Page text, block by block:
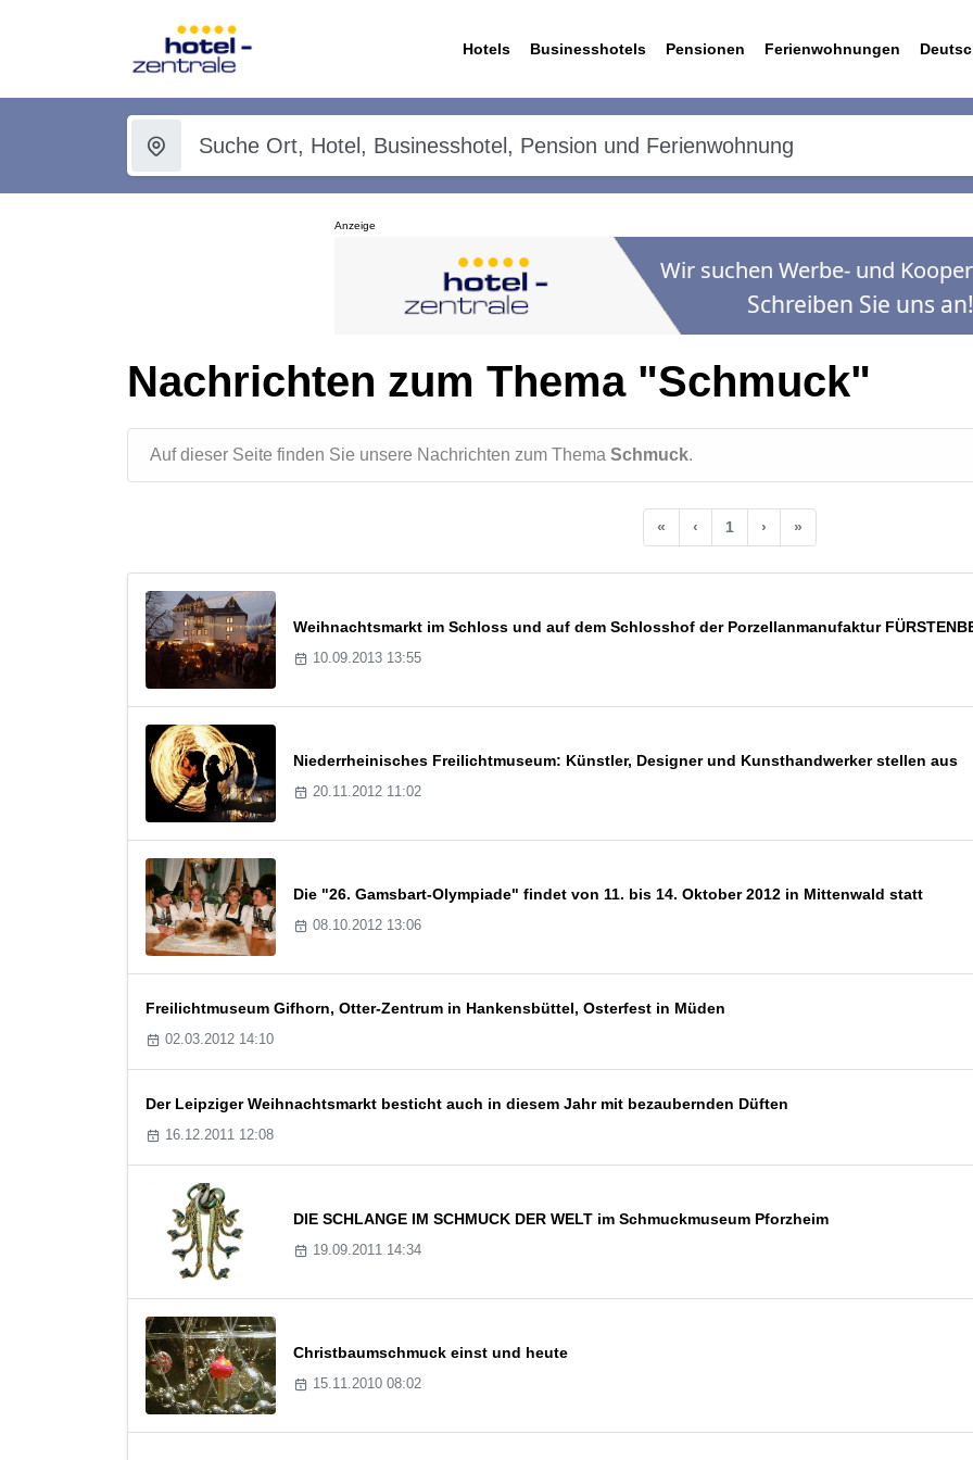
Hotels Businesshotels Pensionen Ferienwohnungen
Anzeige
Nachrichten zum Thema "Schmuck"
Auf dieser Seite finden Sie unsere Nachrichten zum Thema Schmuck.
« ‹ 1 › »
Weihnachtsmarkt im Schloss und auf dem Schlosshof der Porzellanmanufaktur
10.09.2013 13:55
Niederrheinisches Freilichtmuseum: Künstler, Designer und Kunsthandwerker stellen aus
20.11.2012 11:02
Die "26. Gamsbart-Olympiade" findet von 11. bis 14. Oktober 2012 in Mittenwald statt
08.10.2012 13:06
Freilichtmuseum Gifhorn, Otter-Zentrum in Hankensbüttel, Osterfest in Müden
02.03.2012 14:10
Der Leipziger Weihnachtsmarkt besticht auch in diesem Jahr mit bezaubernden Düften
16.12.2011 12:08
DIE SCHLANGE IM SCHMUCK DER WELT im Schmuckmuseum Pforzheim
19.09.2011 14:34
Christbaumschmuck einst und heute
15.11.2010 08:02